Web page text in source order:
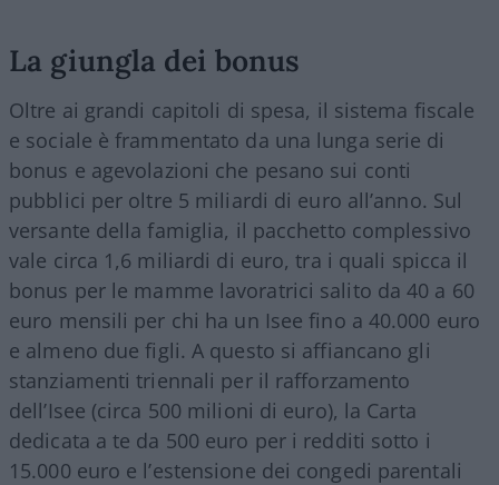
La giungla dei bonus
Oltre ai grandi capitoli di spesa, il sistema fiscale
e sociale è frammentato da una lunga serie di
bonus e agevolazioni che pesano sui conti
pubblici per oltre 5 miliardi di euro all’anno. Sul
versante della famiglia, il pacchetto complessivo
vale circa 1,6 miliardi di euro, tra i quali spicca il
bonus per le mamme lavoratrici salito da 40 a 60
euro mensili per chi ha un Isee fino a 40.000 euro
e almeno due figli. A questo si affiancano gli
stanziamenti triennali per il rafforzamento
dell’Isee (circa 500 milioni di euro), la Carta
dedicata a te da 500 euro per i redditi sotto i
15.000 euro e l’estensione dei congedi parentali